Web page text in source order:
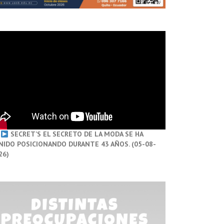
SECRET’S EL SECRETO DE LA MODA SE HA
POSICIONANDO DURANTE 43 AÑOS. (05-08-